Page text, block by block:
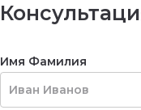
Имя Фамилия